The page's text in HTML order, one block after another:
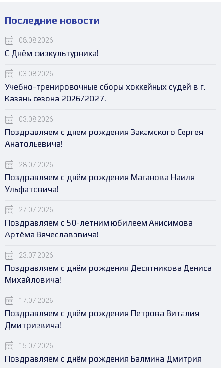
Последние новости
08.08.2026
С Днём физкультурника!
03.08.2026
Учебно-тренировочные сборы хоккейных судей в г.
Казань сезона 2026/2027.
03.08.2026
Поздравляем с днем рождения Закамского Сергея
Анатольевича!
28.07.2026
Поздравляем с днём рождения Маганова Наиля
Ульфатовича!
27.07.2026
Поздравляем с 50-летним юбилеем Анисимова
Артёма Вячеславовича!
23.07.2026
Поздравляем с днём рождения Десятникова Дениса
Михайловича!
17.07.2026
Поздравляем с днём рождения Петрова Виталия
Дмитриевича!
15.07.2026
Поздравляем с днём рождения Балмина Дмитрия